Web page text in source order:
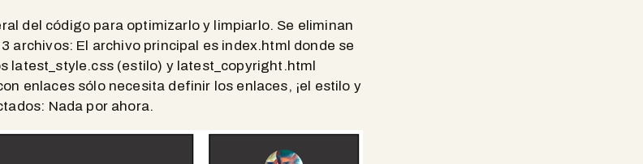
del código para optimizarlo y limpiarlo. Se eliminan
archivos: El archivo principal es index.html donde se
latest_style.css (estilo) y latest_copyright.html
enlaces sólo necesita definir los enlaces, ¡el estilo y
Nada por ahora.